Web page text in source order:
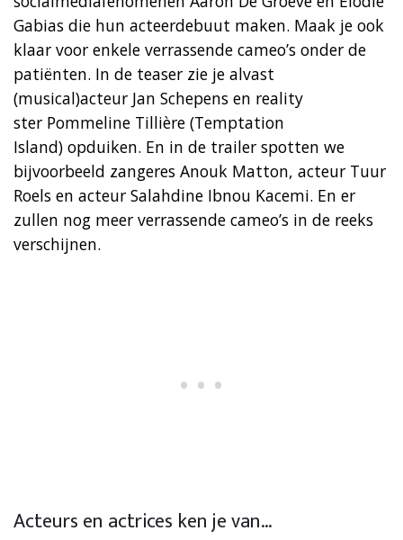
Gabias die hun acteerdebuut maken. Maak je ook
klaar voor enkele verrassende cameo’s onder de
patiënten. In de teaser zie je alvast
(musical)acteur Jan Schepens en reality
ster Pommeline Tillière (Temptation
Island) opduiken. En in de trailer spotten we
bijvoorbeeld zangeres Anouk Matton, acteur Tuur
Roels en acteur Salahdine Ibnou Kacemi. En er
zullen nog meer verrassende cameo’s in de reeks
verschijnen.
Acteurs en actrices ken je van…